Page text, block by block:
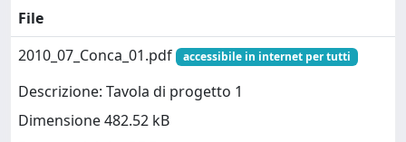
File
2010_07_Conca_01.pdf
accessibile in internet per tutti
Descrizione: Tavola di progetto 1
Dimensione 482.52 kB